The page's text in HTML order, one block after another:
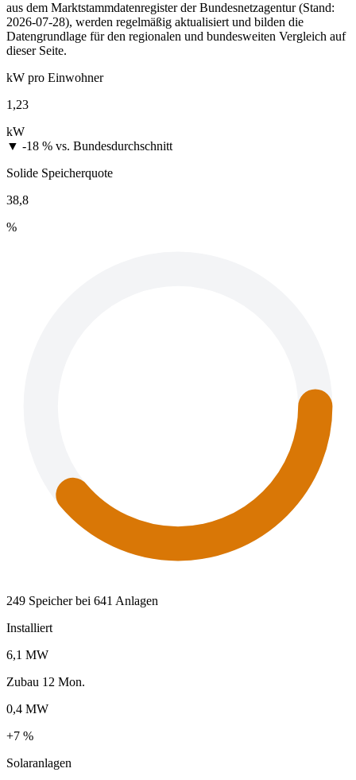
aus dem Marktstammdatenregister der Bundesnetzagentur (Stand:
2026-07-28), werden regelmäßig aktualisiert und bilden die
Datengrundlage für den regionalen und bundesweiten Vergleich auf
dieser Seite.
kW pro Einwohner
1,23
kW
▼ -18 % vs. Bundesdurchschnitt
Solide Speicherquote
38,8
%
249 Speicher bei 641 Anlagen
Installiert
6,1 MW
Zubau 12 Mon.
0,4 MW
+7 %
Solaranlagen